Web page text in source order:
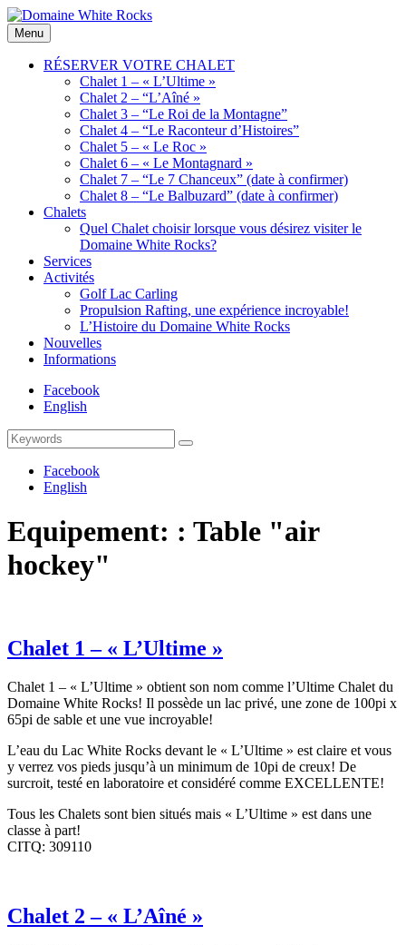
Skip
to
content
Domaine
White
Location
de
Chalets
Menu
RÉSERVER VOTRE CHALET
Chalet 1 – « L’Ultime »
Chalet 2 – “L’Aîné »
Chalet 3 – “Le Roi de la Montagne”
Chalet 4 – “Le Raconteur d’Histoires”
Chalet 5 – « Le Roc »
Chalet 6 – « Le Montagnard »
Chalet 7 – “Le 7 Chanceux” (date à confirmer)
Chalet 8 – “Le Balbuzard” (date à confirmer)
Chalets
Quel Chalet choisir lorsque vous désirez visiter le
Domaine White Rocks?
Services
Activités
Golf Lac Carling
Propulsion Rafting, une expérience incroyable!
L’Histoire du Domaine White Rocks
Nouvelles
Informations
Facebook
English
Search
for:
Search
Facebook
English
Equipement: : Table "air
hockey"
Chalet 1 – « L’Ultime »
Chalet 1 – « L’Ultime » obtient son nom comme l’Ultime Chalet du
Domaine White Rocks! Il possède un lac privé, une zone de 100pi x
65pi de sable et une vue incroyable!
L’eau du Lac White Rocks devant le « L’Ultime » est claire et vous
y verrez vos pieds jusqu’à un minimum de 10pi de creux! De
surcroit, testé en laboratoire et considéré comme EXCELLENTE!
Tous les Chalets sont bien situés mais « L’Ultime » est dans une
classe à part!
CITQ: 309110
Chalet 2 – « L’Aîné »